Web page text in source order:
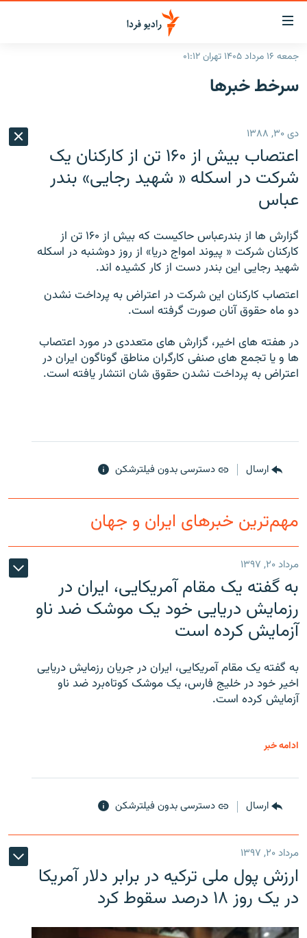
لینک‌های
قابلیت
دسترسی
بازگشت
اصلی
رفتن
صفحه
جستجو
ایران
انتخاب کنید و بشنوید
برنامه‌های رادیویی
پادکست
چندرسانه‌ای
گزارش‌های ویدئویی
English
به ما بپیوندید
جمعه ۱۶ مرداد ۱۴۰۵ تهران ۰۱:۱۲
سرخط‌ خبرها
دی ۳۰, ۱۳۸۸
اعتصاب بيش از ۱۶۰ تن از کارکنان يک
شرکت در اسکله « شهيد رجايی» بندر
عباس
گزارش ها از بندرعباس حاکيست که بيش از ۱۶۰ تن از
کارکنان شرکت « پيوند امواج دريا» از روز دوشنبه در اسکله
شهيد رجايی اين بندر دست از کار کشيده اند.
اعتصاب کارکنان اين شرکت در اعتراض به پرداخت نشدن
دو ماه حقوق آنان صورت گرفته است.
در هفته های اخير، گزارش های متعددی در مورد اعتصاب
ها و يا تجمع های صنفی کارگران مناطق گوناگون ايران در
اعتراض به پرداخت نشدن حقوق شان انتشار يافته است.
ارسال دسترسی بدون فیلترشکن
مهم‌ترین خبرهای ایران و جهان
مرداد ۲۰, ۱۳۹۷
به گفته یک مقام آمریکایی، ایران در
رزمایش دریایی خود یک موشک ضد ناو
آزمایش کرده است
به گفته یک مقام آمریکایی، ایران در جریان رزمایش دریایی
اخیر خود در خلیج فارس، یک موشک کوتاه‌برد ضد ناو
آزمایش کرده است.
ادامه خبر
ارسال دسترسی بدون فیلترشکن
مرداد ۲۰, ۱۳۹۷
ارزش پول ملی ترکیه در برابر دلار آمریکا
در یک روز ۱۸ درصد سقوط کرد